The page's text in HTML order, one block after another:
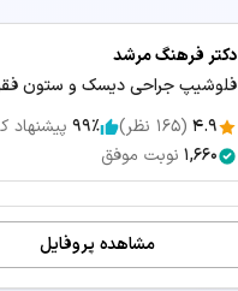
دکتر فرهنگ مرشد
4.9
(
165 نظر) 99٪ پیشنهاد
1,660 نوبت موفق
مشاهده پروفایل